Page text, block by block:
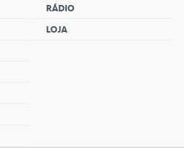
RÁDIO
LOJA